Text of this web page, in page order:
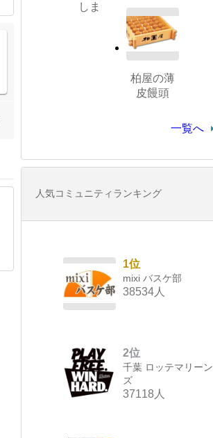
しま
柏屋の薄
皮饅頭
一覧へ
人気コミュニティランキング
1位
mixi バスケ部
38534人
2位
千葉 ロッテマリーン
ズ
37118人